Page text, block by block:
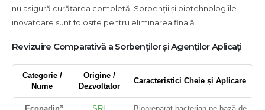
nu asigură curățarea completă. Sorbenții și biotehnologiile
inovatoare sunt folosite pentru eliminarea finală.
Revizuire Comparativă a Sorbenților și Agenților Aplicați
Categorie /
Nume
Origine /
Dezvoltator
Caracteristici Cheie și Aplicare